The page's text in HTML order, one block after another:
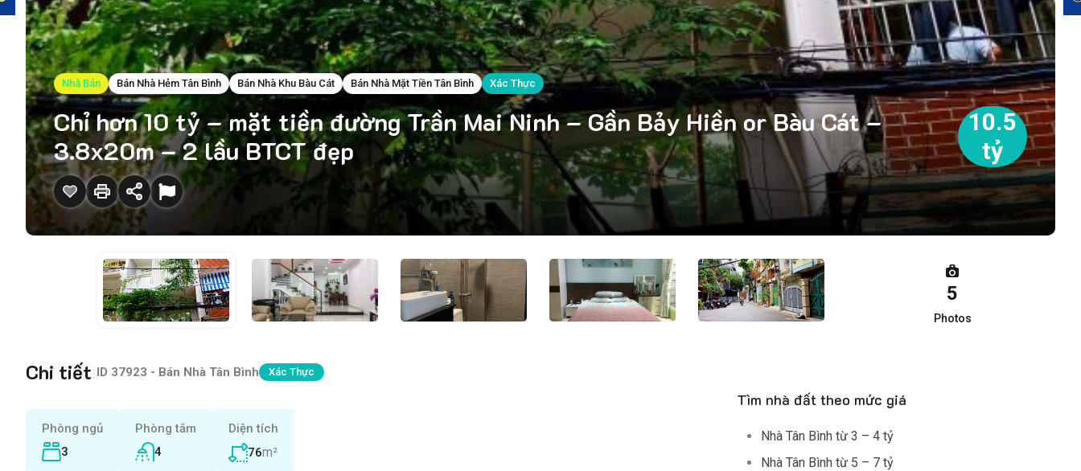
Nhà Bán Bán Nhà Hẻm Tân Bình Bán Nhà Khu Bàu Cát Bán Nhà Mặt Tiền Tân Bình Xác Thực
Chỉ hơn 10 tỷ – mặt tiền đường Trần Mai Ninh – Gần Bảy Hiền or Bàu Cát –
3.8x20m – 2 lầu BTCT đẹp
10.5
tỷ
5
Photos
Chi tiết ID 37923 - Bán Nhà Tân Bình Xác Thực
Phòng ngủ
3
Phòng tắm
4
Diện tích
76m²
Tìm nhà đất theo mức giá
Nhà Tân Bình từ 3 – 4 tỷ
Nhà Tân Bình từ 5 – 7 tỷ